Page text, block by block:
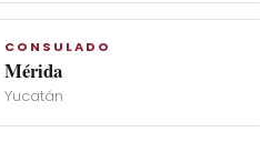
CONSULADO
Mérida
Yucatán